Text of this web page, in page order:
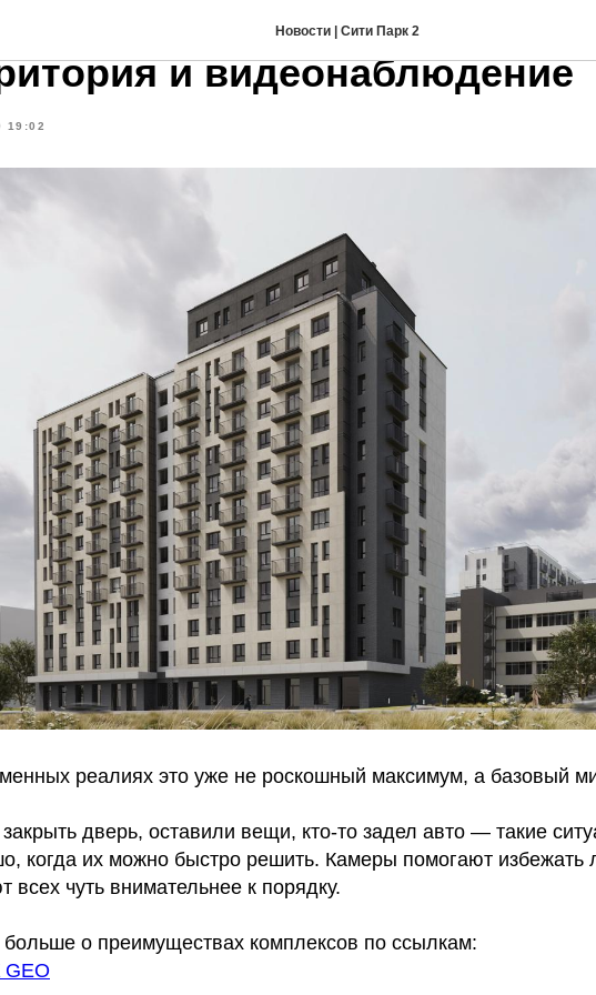
Новости | Сити Парк 2
Сити Парк и ЖК GEO
и видеонаблюдение
19:02
реалиях это уже не роскошный максимум, а базовый
дверь, оставили вещи, кто-то задел авто — такие
когда их можно быстро решить. Камеры помогают избежать
всех чуть внимательнее к порядку.
больше о преимуществах комплексов по ссылкам: